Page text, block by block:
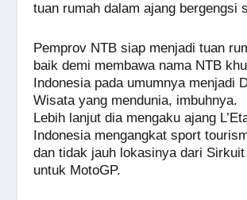
tuan rumah dalam ajang bergengsi
Pemprov NTB siap menjadi tuan
baik demi membawa nama NTB
Indonesia pada umumnya menjadi
Wisata yang mendunia, imbuhnya.
Lebih lanjut dia mengaku ajang
Indonesia mengangkat sport
dan tidak jauh lokasinya dari
untuk MotoGP.